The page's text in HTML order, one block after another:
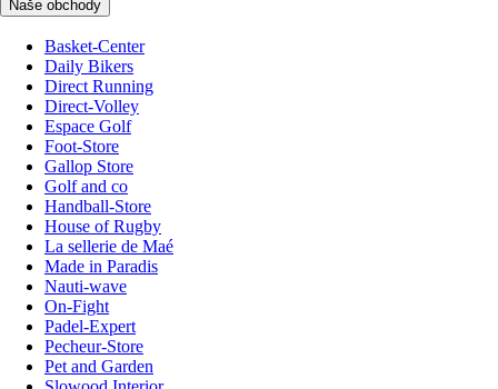
Naše obchody
Basket-Center
Daily Bikers
Direct Running
Direct-Volley
Espace Golf
Foot-Store
Gallop Store
Golf and co
Handball-Store
House of Rugby
La sellerie de Maé
Made in Paradis
Nauti-wave
On-Fight
Padel-Expert
Pecheur-Store
Pet and Garden